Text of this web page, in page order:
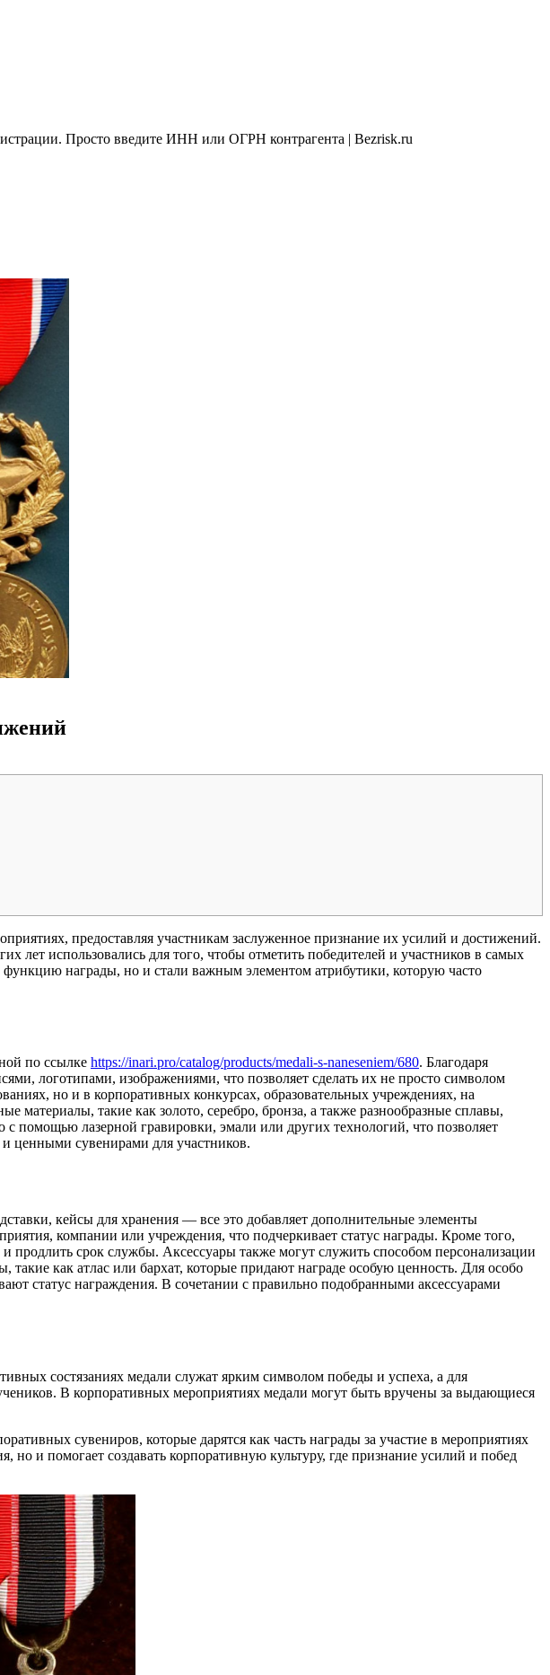
Просто введите ИНН или ОГРН контрагента | Bezrisk.ru
предоставляя участникам заслуженное признание их усилий и достижений.
использовались для того, чтобы отметить победителей и участников в самых
награды, но и стали важным элементом атрибутики, которую часто
по ссылке https://inari.pro/catalog/products/medali-s-naneseniem/680. Благодаря
логотипами, изображениями, что позволяет сделать их не просто символом
но и в корпоративных конкурсах, образовательных учреждениях, на
материалы, такие как золото, серебро, бронза, а также разнообразные сплавы,
помощью лазерной гравировки, эмали или других технологий, что позволяет
и ценными сувенирами для участников.
кейсы для хранения — все это добавляет дополнительные элементы
компании или учреждения, что подчеркивает статус награды. Кроме того,
продлить срок службы. Аксессуары также могут служить способом персонализации
как атлас или бархат, которые придают награде особую ценность. Для особо
статус награждения. В сочетании с правильно подобранными аксессуарами
состязаниях медали служат ярким символом победы и успеха, а для
В корпоративных мероприятиях медали могут быть вручены за выдающиеся
сувениров, которые дарятся как часть награды за участие в мероприятиях
и помогает создавать корпоративную культуру, где признание усилий и побед